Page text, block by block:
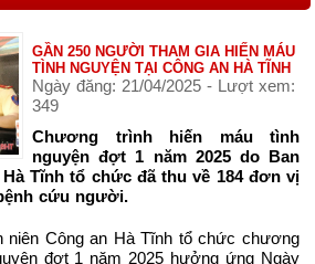
GẦN 250 NGƯỜI THAM GIA HIẾN MÁU
TÌNH NGUYỆN TẠI CÔNG AN HÀ TĨNH
Ngày đăng: 21/04/2025 - Lượt xem:
349
Chương trình hiến máu tình
nguyện đợt 1 năm 2025 do Ban
Tĩnh tổ chức đã thu về 184 đơn vị
cứu người.
niên Công an Hà Tĩnh tổ chức chương
đợt 1 năm 2025 hưởng ứng Ngày